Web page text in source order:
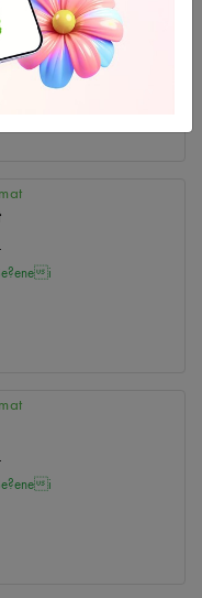
10
i
i
i